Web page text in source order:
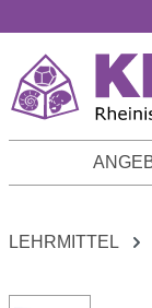
LEHRMITTEL